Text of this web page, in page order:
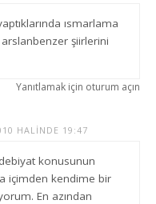
ısmarlama
şiirlerini
Yanıtlamak için oturum açın
HALINDE 19:47
konusunun
içimden kendime bir
En azından